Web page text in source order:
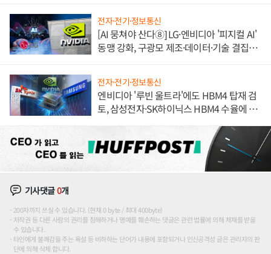
전자·전기·정보통신
[AI 뭉쳐야 산다⑧] LG·엔비디아 '피지컬 AI'
동맹 강화, 구광모 제조·데이터·기술 결집
전자·전기·정보통신
엔비디아 '루빈 울트라'에도 HBM4 탑재 검
토, 삼성전자·SK하이닉스 HBM4 수율에 주
기사댓글0개
200자까지 쓰실 수 있습니다. (현재 0 byte / 최대 400byte)
저작권 등 다른 사람의 권리를 침해하거나 명예를 훼손하는 댓글은 관련 법률에 의해 제재를 받을
수 있습니다.
타인에게 불쾌감을 주는 욕설 등 비하하는 단어가 내용에 포함되거나 인신공격성 글은 관리자의 판
단에 의해 삭제 합니다.